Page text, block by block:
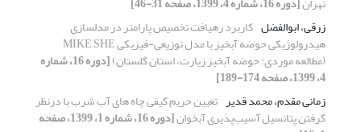
زرقی، ابوالفضل کاربرد رهیافت تخصیص پارامتر در مدلسازی
هیدرولوژیکی حوضه آبخیز با مدل توزیعی-فیزیکی MIKE SHE
(مطالعه موردی: حوضه آبخیز زیارت، استان گلستان) [دوره 16، شماره
4، 1399، صفحه 174-189]
زمانی مقدم، محمد قدیر تعیین حریم کیفی چاه های آب شرب با درنظر
گرفتن پتانسیل آسیب‌پذیری آبخوان [دوره 16، شماره 1، 1399، صفحه